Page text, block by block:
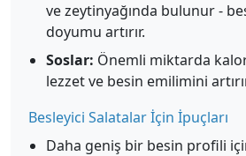
ve zeytinyağında bulunur -
doyumu artırır.
Soslar: Önemli miktarda
lezzet ve besin emilimini
Besleyici Salatalar İçin İpuçları
Daha geniş bir besin profili